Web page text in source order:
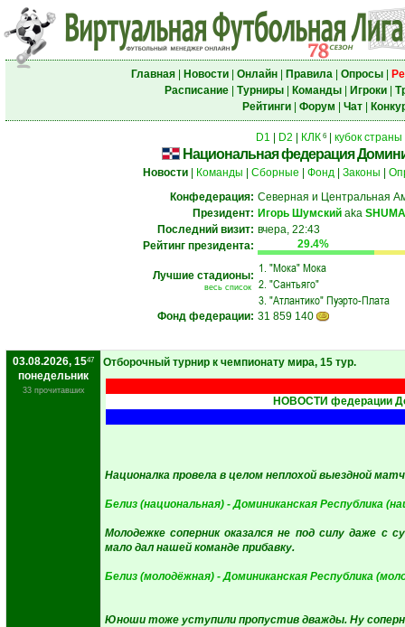
Главная| Новости| Онлайн| Правила| Опросы|
Расписание| Турниры| Команды| Игроки|
Рейтинги| Форум Чат|
D1 D2 КЛК 6 кубок страны
Национальная федерация
Новости Команды Сборные Фонд Законы
Конфедерация: Северная и Центральная
Президент: Игорь Шумский aka
Последний визит: вчера, 22:43
Рейтинг президента:
29.4%
Лучшие стадионы:
весь список
1. "Мока" Мока
2. "Сантьяго"
3. "Атлантико" Пуэрто-Плата
Фонд федерации: 31 859 140
03.08.2026, 1547
понедельник
33 прочитавших
Отборочный турнир к чемпионату мира, 15 тур.
НОВОСТИ федерации
Националка провела в целом неплохой выездной
Белиз (национальная) - Доминиканская Республика
Молодежке соперник оказался не под силу даже с
мало дал нашей команде прибавку.
Белиз (молодёжная) - Доминиканская Республика
Юноши тоже уступили пропустив дважды. Ну